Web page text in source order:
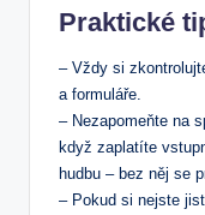
Praktické
– Vždy si‍
a formuláře.
– Nezapomeňte na
když zaplatíte
hudbu⁤ – bez něj ⁤se
– Pokud si nejste